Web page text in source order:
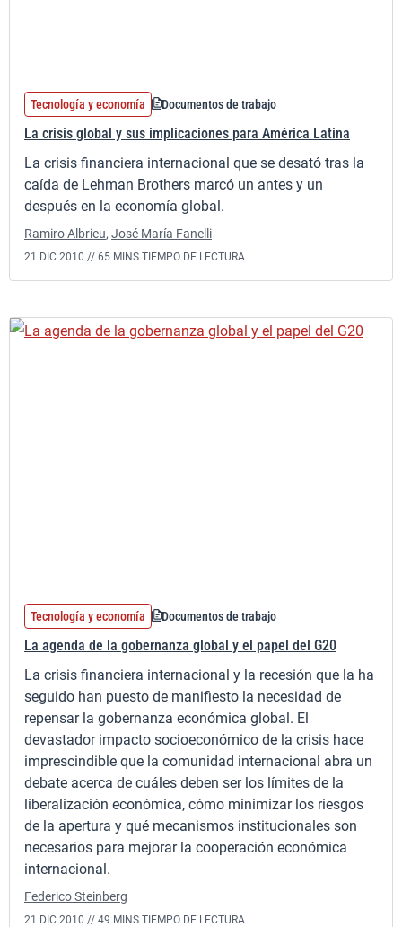
Tecnología y economía Documentos de trabajo
La crisis global y sus implicaciones para América Latina
La crisis financiera internacional que se desató tras la
caída de Lehman Brothers marcó un antes y un
después en la economía global.
Ramiro Albrieu, José María Fanelli
21 DIC 2010 // 65 MINS TIEMPO DE LECTURA
Tecnología y economía Documentos de trabajo
La agenda de la gobernanza global y el papel del G20
La crisis financiera internacional y la recesión que la ha
seguido han puesto de manifiesto la necesidad de
repensar la gobernanza económica global. El
devastador impacto socioeconómico de la crisis hace
imprescindible que la comunidad internacional abra un
debate acerca de cuáles deben ser los límites de la
liberalización económica, cómo minimizar los riesgos
de la apertura y qué mecanismos institucionales son
necesarios para mejorar la cooperación económica
internacional.
Federico Steinberg
21 DIC 2010 // 49 MINS TIEMPO DE LECTURA